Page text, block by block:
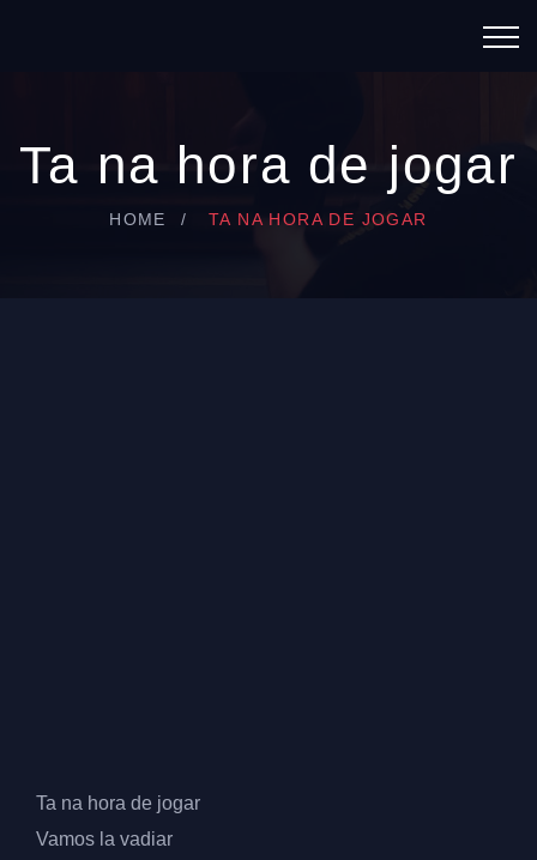
Ta na hora de jogar
HOME TA NA HORA DE JOGAR
Ta na hora de jogar
Vamos la vadiar